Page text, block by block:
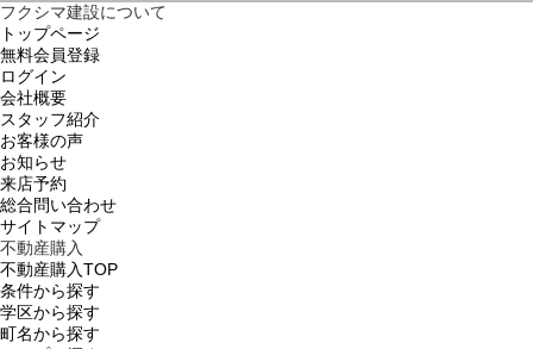
フクシマ建設について
トップページ
無料会員登録
ログイン
会社概要
スタッフ紹介
お客様の声
お知らせ
来店予約
総合問い合わせ
サイトマップ
不動産購入
不動産購入TOP
条件から探す
学区から探す
町名から探す